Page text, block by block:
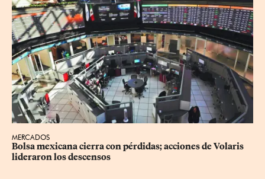
MERCADOS
Bolsa mexicana cierra con pérdidas; acciones de Volaris
lideraron los descensos